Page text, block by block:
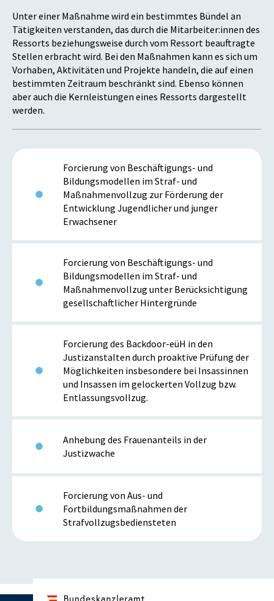
Unter einer Maßnahme wird ein bestimmtes Bündel an
Tätigkeiten verstanden, das durch die Mitarbeiter:innen des
Ressorts beziehungsweise durch vom Ressort beauftragte
Stellen erbracht wird. Bei den Maßnahmen kann es sich um
Vorhaben, Aktivitäten und Projekte handeln, die auf einen
bestimmten Zeitraum beschränkt sind. Ebenso können
aber auch die Kernleistungen eines Ressorts dargestellt
werden.
Forcierung von Beschäftigungs- und
Bildungsmodellen im Straf- und
Maßnahmenvollzug zur Förderung der
Entwicklung Jugendlicher und junger
Erwachsener
Forcierung von Beschäftigungs- und
Bildungsmodellen im Straf- und
Maßnahmenvollzug unter Berücksichtigung
gesellschaftlicher Hintergründe
Forcierung des Backdoor-eüH in den
Justizanstalten durch proaktive Prüfung der
Möglichkeiten insbesondere bei Insassinnen
und Insassen im gelockerten Vollzug bzw.
Entlassungsvollzug.
Anhebung des Frauenanteils in der
Justizwache
Forcierung von Aus- und
Fortbildungsmaßnahmen der
Strafvollzugsbediensteten